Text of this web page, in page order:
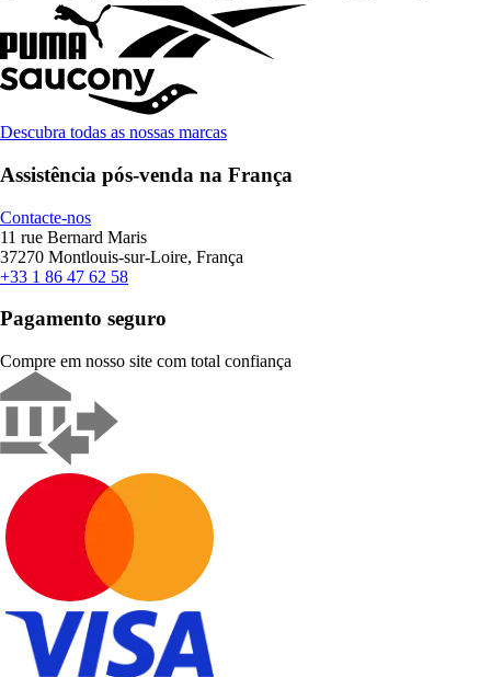
Descubra todas as nossas marcas
Assistência pós-venda na França
Contacte-nos
11 rue Bernard Maris
37270 Montlouis-sur-Loire, França
+33 1 86 47 62 58
Pagamento seguro
Compre em nosso site com total confiança